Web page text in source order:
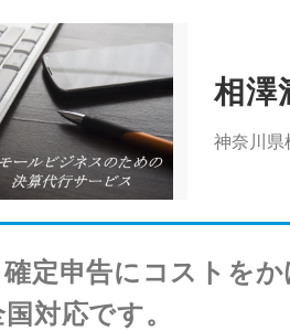
相澤
神奈川県
確定申告にコストを
対応です。